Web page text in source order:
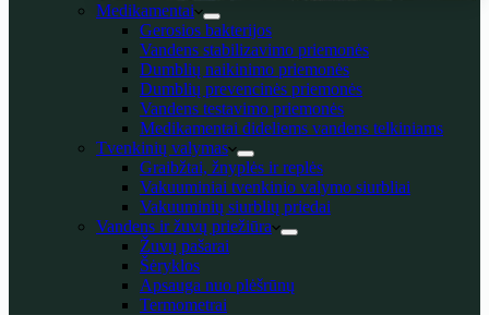
Medikamentai
Gerosios bakterijos
Vandens stabilizavimo priemonės
Dumblių naikinimo priemonės
Dumblių prevencinės priemonės
Vandens testavimo priemonės
Medikamentai dideliems vandens telkiniams
Tvenkinių valymas
Graibžtai, žnyplės ir replės
Vakuuminiai tvenkinio valymo siurbliai
Vakuuminių siurblių priedai
Vandens ir žuvų priežiūra
Žuvų pašarai
Šėryklos
Apsauga nuo plėšrūnų
Termometrai